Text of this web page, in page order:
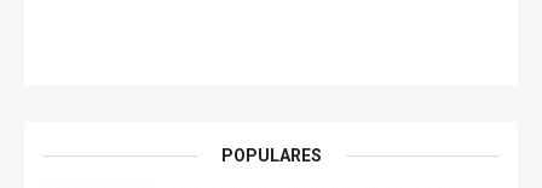
POPULARES